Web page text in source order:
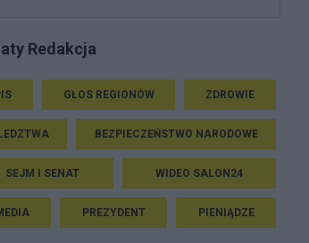
Redakcja
GŁOS REGIONÓW ZDROWIE
BEZPIECZEŃSTWO NARODOWE
SEJM I SENAT WIDEO SALON24
PREZYDENT PIENIĄDZE